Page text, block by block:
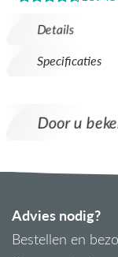
Details
Specificaties
Door u
Advies nodig?
Bestellen en